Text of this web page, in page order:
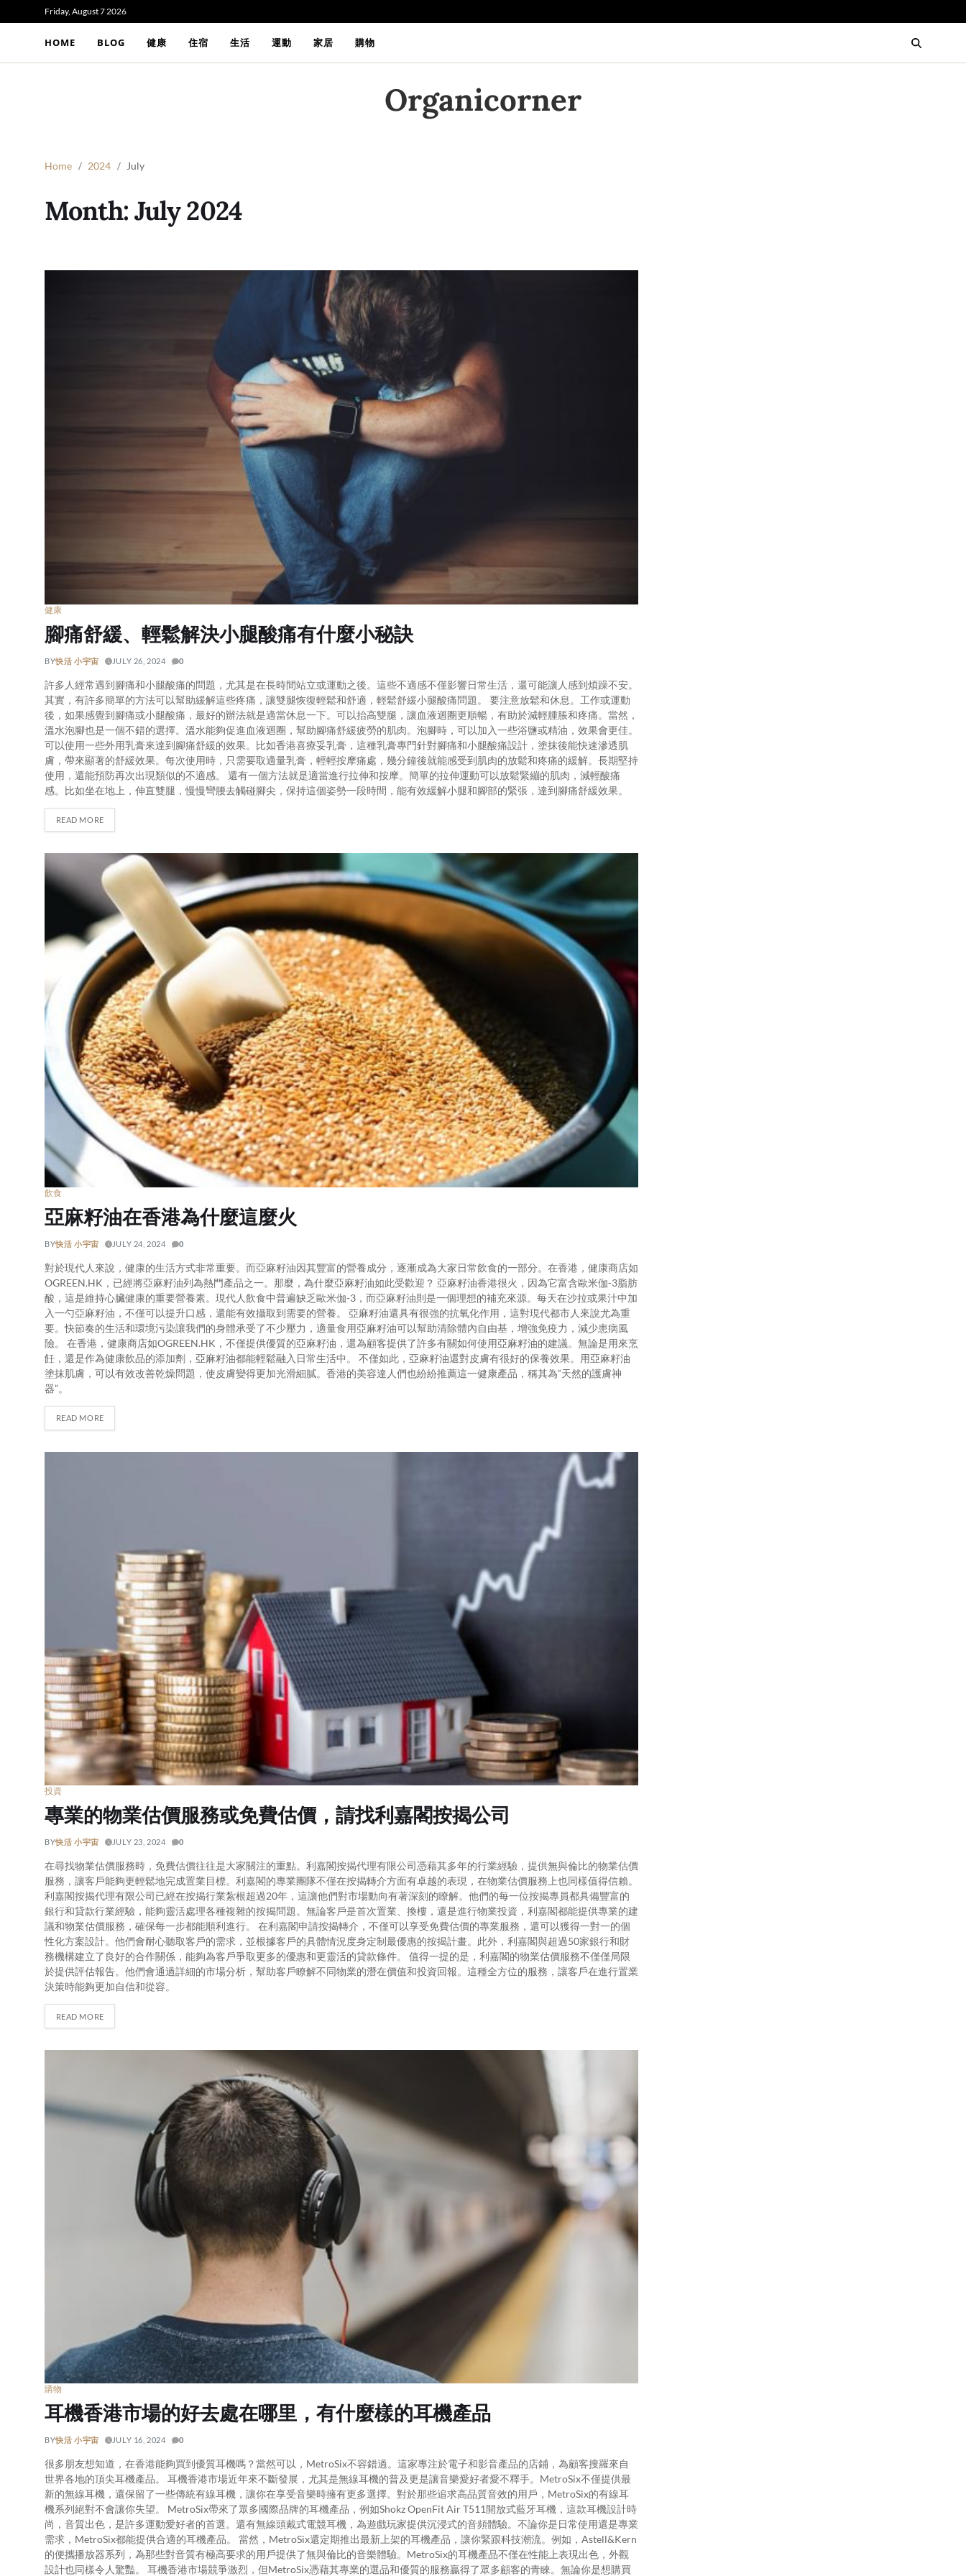
Friday, August 7 2026
HOME BLOG 健康 住宿 生活 運動 家居 購物
Organicorner
Home 2024 July
Month:July 2024
健康
腳痛舒緩、輕鬆解決小腿酸痛有什麼小秘訣
BY快活 小宇宙 JULY 26, 2024 0
許多人經常遇到腳痛和小腿酸痛的問題，尤其是在長時間站立或運動之後。這些不適感不僅影響日常生活，還可能讓人感到煩躁不安。
其實，有許多簡單的方法可以幫助緩解這些疼痛，讓雙腿恢復輕鬆和舒適，輕鬆舒緩小腿酸痛問題。 要注意放鬆和休息。工作或運動
後，如果感覺到腳痛或小腿酸痛，最好的辦法就是適當休息一下。可以抬高雙腿，讓血液迴圈更順暢，有助於減輕腫脹和疼痛。當然，
溫水泡腳也是一個不錯的選擇。溫水能夠促進血液迴圈，幫助腳痛舒緩疲勞的肌肉。泡腳時，可以加入一些浴鹽或精油，效果會更佳。
可以使用一些外用乳膏來達到腳痛舒緩的效果。比如香港喜療妥乳膏，這種乳膏專門針對腳痛和小腿酸痛設計，塗抹後能快速滲透肌
膚，帶來顯著的舒緩效果。每次使用時，只需要取適量乳膏，輕輕按摩痛處，幾分鐘後就能感受到肌肉的放鬆和疼痛的緩解。長期堅持
使用，還能預防再次出現類似的不適感。 還有一個方法就是適當進行拉伸和按摩。簡單的拉伸運動可以放鬆緊繃的肌肉，減輕酸痛
感。比如坐在地上，伸直雙腿，慢慢彎腰去觸碰腳尖，保持這個姿勢一段時間，能有效緩解小腿和腳部的緊張，達到腳痛舒緩效果。
READ MORE
飲食
亞麻籽油在香港為什麼這麼火
BY快活 小宇宙 JULY 24, 2024 0
對於現代人來說，健康的生活方式非常重要。而亞麻籽油因其豐富的營養成分，逐漸成為大家日常飲食的一部分。在香港，健康商店如
OGREEN.HK，已經將亞麻籽油列為熱門產品之一。那麼，為什麼亞麻籽油如此受歡迎？ 亞麻籽油香港很火，因為它富含歐米伽-3脂肪
酸，這是維持心臟健康的重要營養素。現代人飲食中普遍缺乏歐米伽-3，而亞麻籽油則是一個理想的補充來源。每天在沙拉或果汁中加
入一勺亞麻籽油，不僅可以提升口感，還能有效攝取到需要的營養。 亞麻籽油還具有很強的抗氧化作用，這對現代都市人來說尤為重
要。快節奏的生活和環境污染讓我們的身體承受了不少壓力，適量食用亞麻籽油可以幫助清除體內自由基，增強免疫力，減少患病風
險。 在香港，健康商店如OGREEN.HK，不僅提供優質的亞麻籽油，還為顧客提供了許多有關如何使用亞麻籽油的建議。無論是用來烹
飪，還是作為健康飲品的添加劑，亞麻籽油都能輕鬆融入日常生活中。 不僅如此，亞麻籽油還對皮膚有很好的保養效果。用亞麻籽油
塗抹肌膚，可以有效改善乾燥問題，使皮膚變得更加光滑細膩。香港的美容達人們也紛紛推薦這一健康產品，稱其為“天然的護膚神
器”。
READ MORE
投資
專業的物業估價服務或免費估價，請找利嘉閣按揭公司
BY快活 小宇宙 JULY 23, 2024 0
在尋找物業估價服務時，免費估價往往是大家關注的重點。利嘉閣按揭代理有限公司憑藉其多年的行業經驗，提供無與倫比的物業估價
服務，讓客戶能夠更輕鬆地完成置業目標。利嘉閣的專業團隊不僅在按揭轉介方面有卓越的表現，在物業估價服務上也同樣值得信賴。
利嘉閣按揭代理有限公司已經在按揭行業紮根超過20年，這讓他們對市場動向有著深刻的瞭解。他們的每一位按揭專員都具備豐富的
銀行和貸款行業經驗，能夠靈活處理各種複雜的按揭問題。無論客戶是首次置業、換樓，還是進行物業投資，利嘉閣都能提供專業的建
議和物業估價服務，確保每一步都能順利進行。 在利嘉閣申請按揭轉介，不僅可以享受免費估價的專業服務，還可以獲得一對一的個
性化方案設計。他們會耐心聽取客戶的需求，並根據客戶的具體情況度身定制最優惠的按揭計畫。此外，利嘉閣與超過50家銀行和財
務機構建立了良好的合作關係，能夠為客戶爭取更多的優惠和更靈活的貸款條件。 值得一提的是，利嘉閣的物業估價服務不僅僅局限
於提供評估報告。他們會通過詳細的市場分析，幫助客戶瞭解不同物業的潛在價值和投資回報。這種全方位的服務，讓客戶在進行置業
決策時能夠更加自信和從容。
READ MORE
購物
耳機香港市場的好去處在哪里，有什麼樣的耳機產品
BY快活 小宇宙 JULY 16, 2024 0
很多朋友想知道，在香港能夠買到優質耳機嗎？當然可以，MetroSix不容錯過。這家專注於電子和影音產品的店鋪，為顧客搜羅來自
世界各地的頂尖耳機產品。 耳機香港市場近年來不斷發展，尤其是無線耳機的普及更是讓音樂愛好者愛不釋手。MetroSix不僅提供最
新的無線耳機，還保留了一些傳統有線耳機，讓你在享受音樂時擁有更多選擇。對於那些追求高品質音效的用戶，MetroSix的有線耳
機系列絕對不會讓你失望。 MetroSix帶來了眾多國際品牌的耳機產品，例如Shokz OpenFit Air T511開放式藍牙耳機，這款耳機設計時
尚，音質出色，是許多運動愛好者的首選。還有無線頭戴式電競耳機，為遊戲玩家提供沉浸式的音頻體驗。不論你是日常使用還是專業
需求，MetroSix都能提供合適的耳機產品。 當然，MetroSix還定期推出最新上架的耳機產品，讓你緊跟科技潮流。例如，Astell&Kern
的便攜播放器系列，為那些對音質有極高要求的用戶提供了無與倫比的音樂體驗。MetroSix的耳機產品不僅在性能上表現出色，外觀
設計也同樣令人驚豔。 耳機香港市場競爭激烈，但MetroSix憑藉其專業的選品和優質的服務贏得了眾多顧客的青睞。無論你是想購買